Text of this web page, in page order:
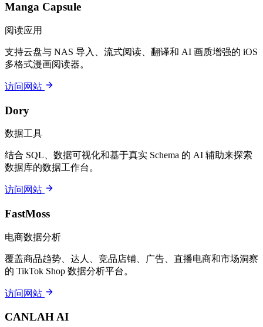
Manga Capsule
阅读应用
支持云盘与 NAS 导入、流式阅读、翻译和 AI 画质增强的 iOS
多格式漫画阅读器。
访问网站
Dory
数据工具
结合 SQL、数据可视化和基于真实 Schema 的 AI 辅助来探索
数据库的数据工作台。
访问网站
FastMoss
电商数据分析
覆盖商品趋势、达人、竞品店铺、广告、直播电商和市场洞察
的 TikTok Shop 数据分析平台。
访问网站
CANLAH AI